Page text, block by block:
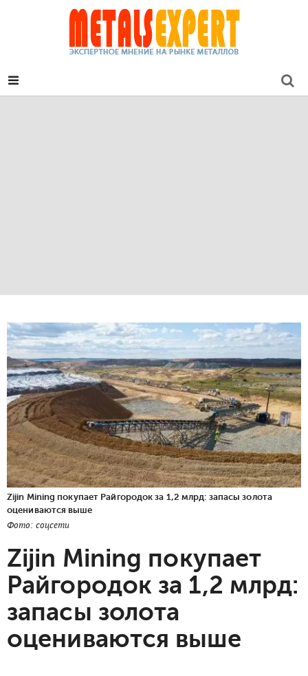
Zijin Mining покупает Райгородок за 1,2 млрд: запасы золота
оцениваются выше
Фото: соцсети
Zijin Mining покупает
Райгородок за 1,2 млрд:
запасы золота
оцениваются выше